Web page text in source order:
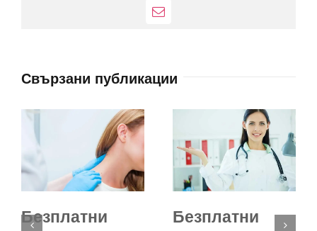
Електронна
Свързани публикации
Безплатни
Безплатни